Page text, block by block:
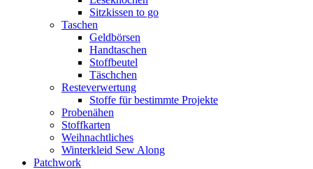
Sitzkissen to go
Taschen
Geldbörsen
Handtaschen
Stoffbeutel
Täschchen
Resteverwertung
Stoffe für bestimmte Projekte
Probenähen
Stoffkarten
Weihnachtliches
Winterkleid Sew Along
Patchwork